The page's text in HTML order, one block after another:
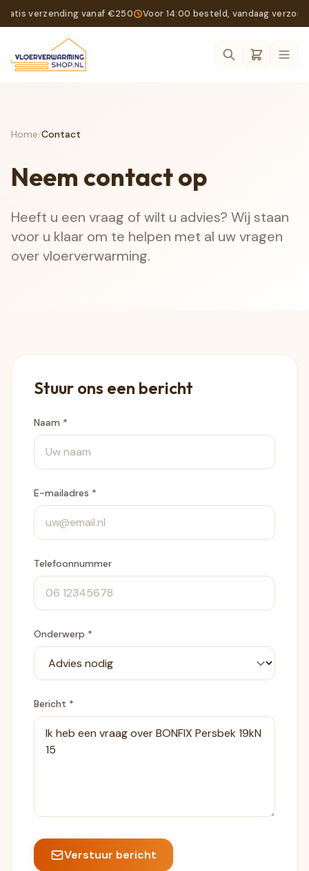
verzending vanaf €250 Voor 14:00 besteld, vandaag
Home/Contact
Neem contact op
Heeft u een vraag of wilt u advies? Wij staan
voor u klaar om te helpen met al uw vragen
over vloerverwarming.
Stuur ons een bericht
Naam *
E-mailadres *
Telefoonnummer
Onderwerp *
Bericht *
Verstuur bericht